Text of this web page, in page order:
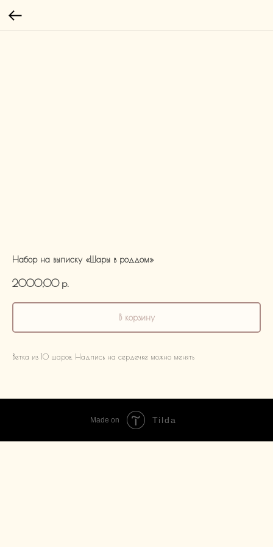
Набор на выписку «Шары в роддом»
2000,00 р.
В корзину
Ветка из 10 шаров. Надпись на сердечке можно менять
Made on Tilda